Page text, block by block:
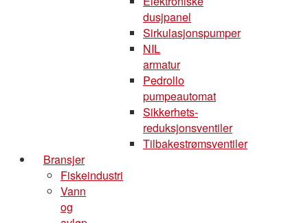
dusjpanel
Sirkulasjonspumper
NIL
armatur
Pedrollo
pumpeautomat
Sikkerhets-
reduksjonsventiler
Tilbakestrømsventiler
Bransjer
Fiskeindustri
Vann
og